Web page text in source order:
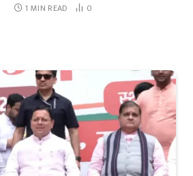
1 MIN READ 0